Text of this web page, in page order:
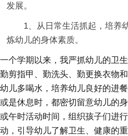
发展。
1、从日常生活抓起，培养
炼幼儿的身体素质。
一个学期以来，我严抓幼儿的卫
勤剪指甲、勤洗头、勤更换衣物
幼儿多喝水，培养幼儿良好的进
或是休息时，都密切留意幼儿的
或午时活动时间，组织孩子们进
动，引导幼儿了解卫生、健康的